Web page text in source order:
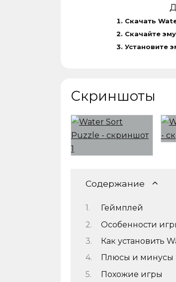
Скачать
Скачайте
Установите
Скриншоты
Содержание
Геймплей
Особенности
Как установить
Плюсы и минусы
Похожие игры